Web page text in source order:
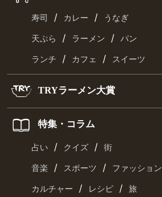
寿司 / カレー / うなぎ
天ぷら / ラーメン / パン
ランチ / カフェ / スイーツ
TRYラーメン大賞
特集・コラム
占い / クイズ / 街
音楽 / スポーツ / ファッション
カルチャー / レシピ / 旅